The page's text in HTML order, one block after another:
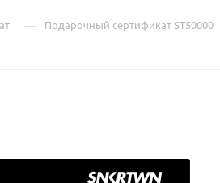
— Подарочный сертификат ST50000